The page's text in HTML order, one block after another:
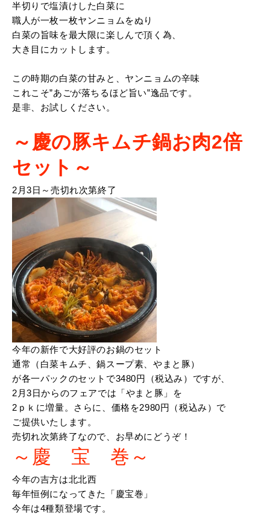
半切りで塩漬けした白菜に
職人が一枚一枚ヤンニョムをぬり
白菜の旨味を最大限に楽しんで頂く為、
大き目にカットします。
この時期の白菜の甘みと、ヤンニョムの辛味
これこそ”あごが落ちるほど旨い”逸品です。
是非、お試しください。
～慶の豚キムチ鍋お肉2倍
セット～
2月3日～売切れ次第終了
今年の新作で大好評のお鍋のセット
通常（白菜キムチ、鍋スープ素、やまと豚）
が各一パックのセットで3480円（税込み）ですが、
2月3日からのフェアでは「やまと豚」を
2ｐｋに増量。さらに、価格を2980円（税込み）で
ご提供いたします。
売切れ次第終了なので、お早めにどうぞ！
～慶 宝 巻～
今年の吉方は北北西
毎年恒例になってきた「慶宝巻」
今年は4種類登場です。